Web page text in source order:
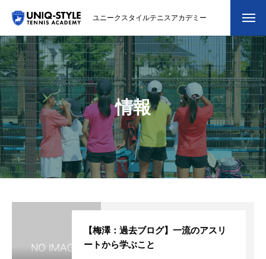
ユニークスタイルテニスアカデミー
初めての方
システム・クラス・料金
スクール紹介・コーチ紹介
大会・イベント
ブログ
会員専用ページ
情報
【梅澤：過去ブログ】一流のアスリ
ートから学ぶこと